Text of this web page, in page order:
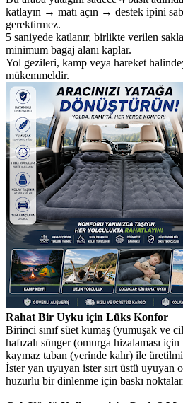
katlayın → matı açın → destek ipini
gerektirmez.
5 saniyede katlanır, birlikte verilen
minimum bagaj alanı kaplar.
Yol gezileri, kamp veya hareket
mükemmeldir.
Rahat Bir Uyku için Lüks Konfor
Birinci sınıf süet kumaş (yumuşak ve
hafızalı sünger (omurga hizalaması
kaymaz taban (yerinde kalır) ile
İster yan uyuyan ister sırt üstü uyuyan
huzurlu bir dinlenme için baskı